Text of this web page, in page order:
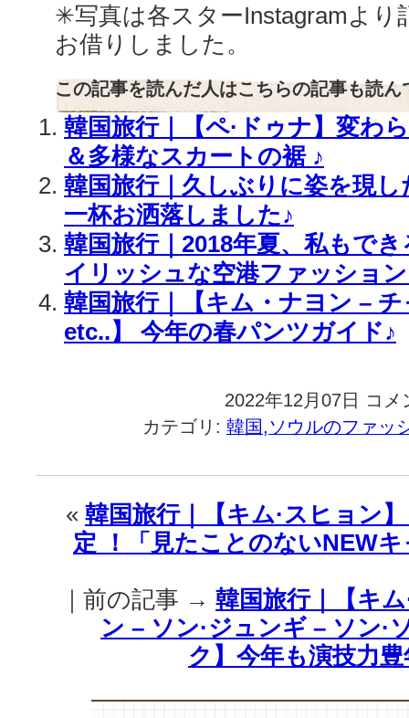
✳︎写真は各スターInstagramより
お借りしました。
この記事を読んだ人はこちらの記事も読ん
韓国旅行｜【ペ·ドゥナ】変わ
＆多様なスカートの裾 ♪
韓国旅行｜久しぶりに姿を現
一杯お洒落しました♪
韓国旅行｜2018年夏、私もで
イリッシュな空港ファッショ
韓国旅行｜【キム・ナヨン –
etc..】 今年の春パンツガイド♪
2022年12月07日
韓
旅
｜
冬
の
寒
に
へ
っ
ゃ
コメ
カテゴリ: 韓国,ソウルのファッ
« 韓国旅行｜【キム·スヒョン
定 ！「見たことのないNEW
｜前の記事 → 韓国旅行｜【キ
ン – ソン·ジュンギ – ソン·
ク】今年も演技力